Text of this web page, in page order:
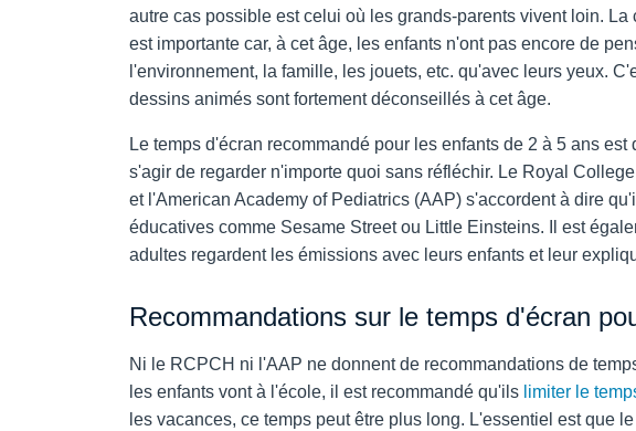
autre cas possible est celui où les grands-parents vivent loin.
est importante car, à cet âge, les enfants n'ont pas encore de
l'environnement, la famille, les jouets, etc. qu'avec leurs yeux.
dessins animés sont fortement déconseillés à cet âge.
Le temps d'écran recommandé pour les enfants de 2 à 5 ans
s'agir de regarder n'importe quoi sans réfléchir. Le Royal
et l'American Academy of Pediatrics (AAP) s'accordent à dire
éducatives comme Sesame Street ou Little Einsteins. Il est
adultes regardent les émissions avec leurs enfants et leur
Recommandations sur le temps d'écran
Ni le RCPCH ni l'AAP ne donnent de recommandations de
les enfants vont à l'école, il est recommandé qu'ils limiter le
les vacances, ce temps peut être plus long. L'essentiel est que